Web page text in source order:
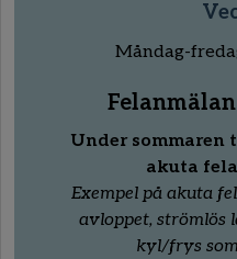
Måndag-
Under sommaren
akuta
Exempel på akuta
avloppet, strömlös
kyl/frys